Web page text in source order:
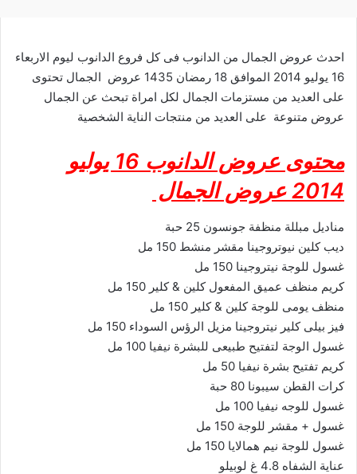
احدث عروض الجمال من الدانوب فى كل فروع الدانوب ليوم الاربعاء
16 يوليو 2014 الموافق 18 رمضان 1435 عروض الجمال تحتوى
على العديد من مستزمات الجمال لكل امراة تبحث عن الجمال
عروض متنوعة على العديد من منتجات الناية الشخصية
محتوى عروض الدانوب 16 يوليو
2014 عروض الجمال
مناديل مبللة منظفة جونسون 25 حبة
ديب كلين نيوتروجينا مقشر منشط 150 مل
غسول للوجة نيتروجينا 150 مل
كريم منظف عميق المفعول كلين & كلير 150 مل
منظف يومى للوجة كلين & كلير 150 مل
فيز بيلى كلير نيتروجينا مزيل الرؤس السوداء 150 مل
غسول الوجة لتفتيح طبيعى للبشرة نيفيا 100 مل
كريم تفتيح بشرة نيفيا 50 مل
كرات القطن سيبونا 80 حبة
غسول للوجه نيفيا 100 مل
غسول + مقشر للوجة 150 مل
غسول للوجة نيم همالايا 150 مل
عناية الشفاه 4.8 غ لوبيلو